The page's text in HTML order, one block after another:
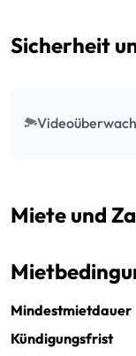
Sicherheit
Miete und
Mindestmietdauer
Kündigungsfrist